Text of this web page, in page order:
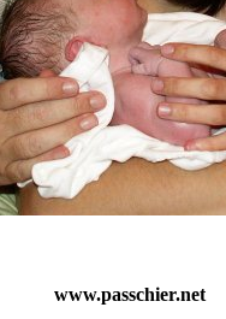
www.passchier.net